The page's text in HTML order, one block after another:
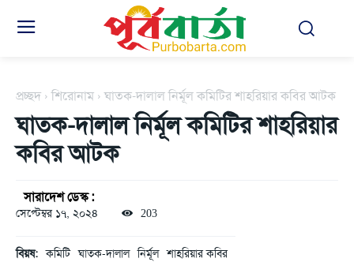
প্রচ্ছদ শিরোনাম ঘাতক-দালাল নির্মূল কমিটির শাহরিয়ার কবির আটক
ঘাতক-দালাল নির্মূল কমিটির শাহরিয়ার
কবির আটক
সারাদেশ ডেস্ক :
সেপ্টেম্বর ১৭, ২০২৪ 203
বিয়ষ: কমিটি ঘাতক-দালাল নির্মূল শাহরিয়ার কবির